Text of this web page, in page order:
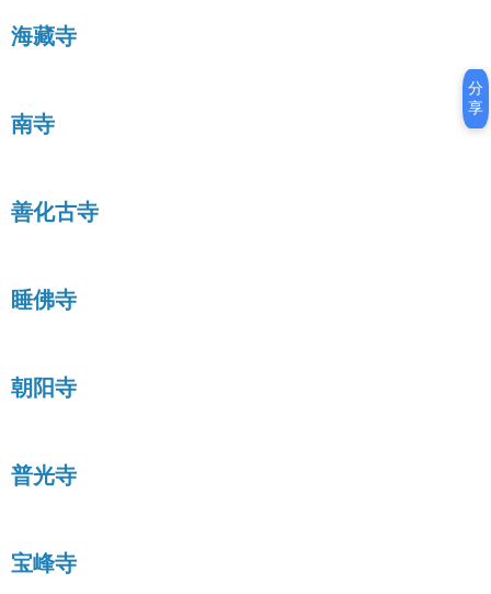
海藏寺
南寺
善化古寺
睡佛寺
朝阳寺
普光寺
宝峰寺
分
享